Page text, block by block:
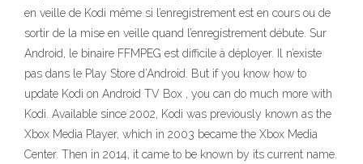
en veille de Kodi même si l’enregistrement est en cours ou de
sortir de la mise en veille quand l’enregistrement débute. Sur
Android, le binaire FFMPEG est difficile à déployer. Il n’existe
pas dans le Play Store d’Android. But if you know how to
update Kodi on Android TV Box , you can do much more with
Kodi. Available since 2002, Kodi was previously known as the
Xbox Media Player, which in 2003 became the Xbox Media
Center. Then in 2014, it came to be known by its current name.